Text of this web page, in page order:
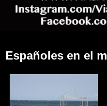
Españoles en el